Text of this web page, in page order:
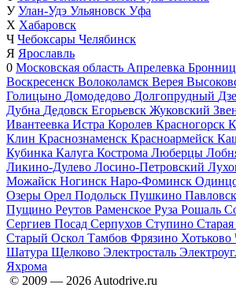
У Улан-Удэ Ульяновск Уфа
Х Хабаровск
Ч Чебоксары Челябинск
Я Ярославль
0 Московская область Апрелевка
Воскресенск Волоколамск Верея
Голицыно Домодедово Долгопрудный
Дубна Дедовск Егорьевск Жуковский
Ивантеевка Истра Королев Красногорск
Клин Краснознаменск Красноармейск
Кубинка Калуга Кострома Люберцы
Ликино-Дулево Лосино-Петровский
Можайск Ногинск Наро-Фоминск
Озеры Орел Подольск Пушкино
Пущино Реутов Раменское Руза Рошаль
Сергиев Посад Серпухов Ступино
Старый Оскол Тамбов Фрязино Хотьково
Шатура Щелково Электросталь
Яхрома
© 2009 — 2026 Autodrive.ru